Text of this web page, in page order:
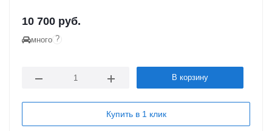
10 700 руб.
много ?
В корзину
Купить в 1 клик